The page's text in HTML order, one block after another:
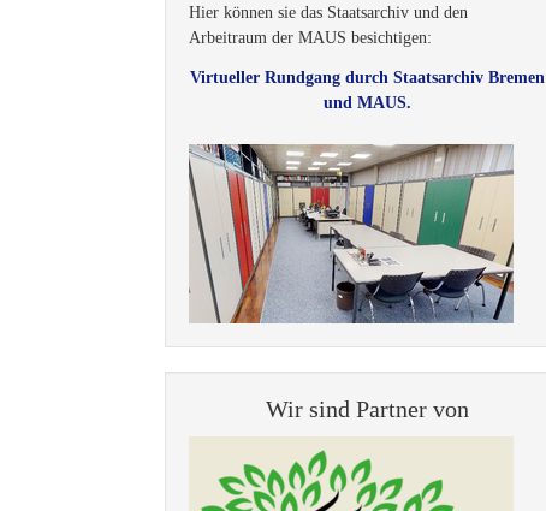
Hier können sie das Staatsarchiv und den
Arbeitraum der MAUS besichtigen:
Virtueller Rundgang durch Staatsarchiv Bremen
und MAUS.
Wir sind Partner von